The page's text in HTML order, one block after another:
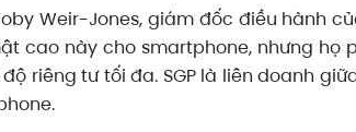
Weir-Jones, giám đốc điều hành
cao này cho smartphone, nhưng họ
riêng tư tối đa. SGP là liên doanh